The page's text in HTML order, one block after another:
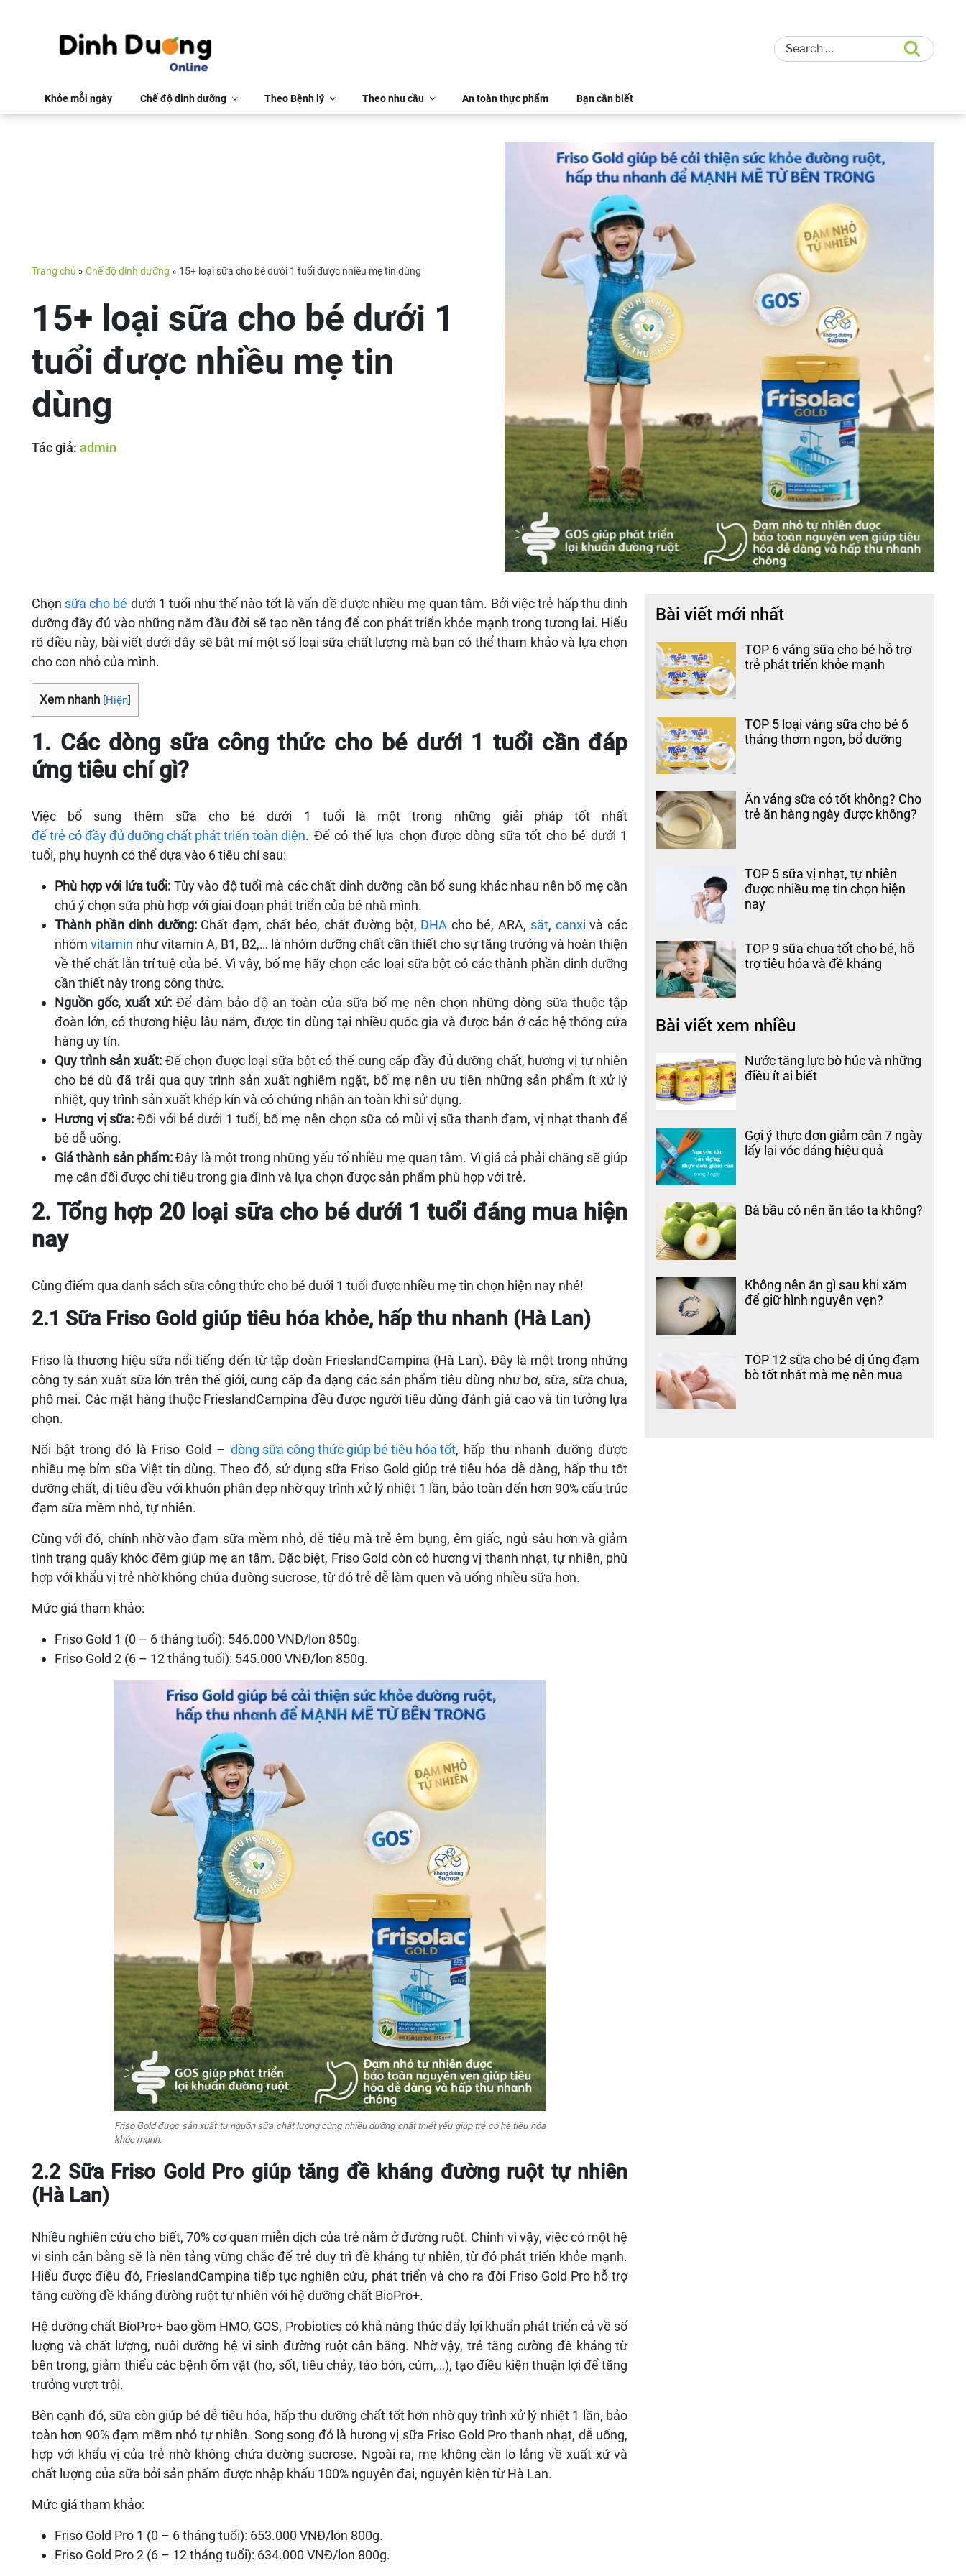
Khỏe mỗi ngày Chế độ dinh dưỡng Theo Bệnh lý Theo nhu cầu An toàn thực phẩm Bạn cần biết
Trang chủ » Chế độ dinh dưỡng » 15+ loại sữa cho bé dưới 1 tuổi được nhiều mẹ tin dùng
15+ loại sữa cho bé dưới 1
tuổi được nhiều mẹ tin
dùng
Tác giả: admin
Chọn sữa cho bé dưới 1 tuổi như thế nào tốt là vấn đề được nhiều mẹ quan tâm. Bởi việc trẻ hấp thu dinh
dưỡng đầy đủ vào những năm đầu đời sẽ tạo nền tảng để con phát triển khỏe mạnh trong tương lai. Hiểu
rõ điều này, bài viết dưới đây sẽ bật mí một số loại sữa chất lượng mà bạn có thể tham khảo và lựa chọn
cho con nhỏ của mình.
Xem nhanh [Hiện]
1. Các dòng sữa công thức cho bé dưới 1 tuổi cần đáp
ứng tiêu chí gì?
Việc bổ sung thêm sữa cho bé dưới 1 tuổi là một trong những giải pháp tốt nhất
để trẻ có đầy đủ dưỡng chất phát triển toàn diện. Để có thể lựa chọn được dòng sữa tốt cho bé dưới 1
tuổi, phụ huynh có thể dựa vào 6 tiêu chí sau:
Phù hợp với lứa tuổi: Tùy vào độ tuổi mà các chất dinh dưỡng cần bổ sung khác nhau nên bố mẹ cần
chú ý chọn sữa phù hợp với giai đoạn phát triển của bé nhà mình.
Thành phần dinh dưỡng: Chất đạm, chất béo, chất đường bột, DHA cho bé, ARA, sắt, canxi và các
nhómvitamin như vitamin A, B1, B2,… là nhóm dưỡng chất cần thiết cho sự tăng trưởng và hoàn thiện
về thể chất lẫn trí tuệ của bé. Vì vậy, bố mẹ hãy chọn các loại sữa bột có các thành phần dinh dưỡng
cần thiết này trong công thức.
Nguồn gốc, xuất xứ:Để đảm bảo độ an toàn của sữa bố mẹ nên chọn những dòng sữa thuộc tập
đoàn lớn, có thương hiệu lâu năm, được tin dùng tại nhiều quốc gia và được bán ở các hệ thống cửa
hàng uy tín.
Quy trình sản xuất: Để chọn được loại sữa bột có thể cung cấp đầy đủ dưỡng chất, hương vị tự nhiên
cho bé dù đã trải qua quy trình sản xuất nghiêm ngặt, bố mẹ nên ưu tiên những sản phẩm ít xử lý
nhiệt, quy trình sản xuất khép kín và có chứng nhận an toàn khi sử dụng.
Hương vị sữa: Đối với bé dưới 1 tuổi, bố mẹ nên chọn sữa có mùi vị sữa thanh đạm, vị nhạt thanh để
bé dễ uống.
Giá thành sản phẩm:Đây là một trong những yếu tố nhiều mẹ quan tâm. Vì giá cả phải chăng sẽ giúp
mẹ cân đối được chi tiêu trong gia đình và lựa chọn được sản phẩm phù hợp với trẻ.
2. Tổng hợp 20 loại sữa cho bé dưới 1 tuổi đáng mua hiện
nay
Cùng điểm qua danh sách sữa công thức cho bé dưới 1 tuổi được nhiều mẹ tin chọn hiện nay nhé!
2.1 Sữa Friso Gold giúp tiêu hóa khỏe, hấp thu nhanh (Hà Lan)
Friso là thương hiệu sữa nổi tiếng đến từ tập đoàn FrieslandCampina (Hà Lan). Đây là một trong những
công ty sản xuất sữa lớn trên thế giới, cung cấp đa dạng các sản phẩm tiêu dùng như bơ, sữa, sữa chua,
phô mai. Các mặt hàng thuộc FrieslandCampina đều được người tiêu dùng đánh giá cao và tin tưởng lựa
chọn.
Nổi bật trong đó là Friso Gold – dòng sữa công thức giúp bé tiêu hóa tốt, hấp thu nhanh dưỡng được
nhiều mẹ bỉm sữa Việt tin dùng. Theo đó, sử dụng sữa Friso Gold giúp trẻ tiêu hóa dễ dàng, hấp thu tốt
dưỡng chất, đi tiêu đều với khuôn phân đẹp nhờ quy trình xử lý nhiệt 1 lần, bảo toàn đến hơn 90% cấu trúc
đạm sữa mềm nhỏ, tự nhiên.
Cùng với đó, chính nhờ vào đạm sữa mềm nhỏ, dễ tiêu mà trẻ êm bụng, êm giấc, ngủ sâu hơn và giảm
tình trạng quấy khóc đêm giúp mẹ an tâm. Đặc biệt, Friso Gold còn có hương vị thanh nhạt, tự nhiên, phù
hợp với khẩu vị trẻ nhờ không chứa đường sucrose, từ đó trẻ dễ làm quen và uống nhiều sữa hơn.
Mức giá tham khảo:
Friso Gold 1 (0 – 6 tháng tuổi): 546.000 VNĐ/lon 850g.
Friso Gold 2 (6 – 12 tháng tuổi): 545.000 VNĐ/lon 850g.
Friso Gold được sản xuất từ nguồn sữa chất lượng cùng nhiều dưỡng chất thiết yếu giúp trẻ có hệ tiêu hóa
khỏe mạnh.
2.2 Sữa Friso Gold Pro giúp tăng đề kháng đường ruột tự nhiên
(Hà Lan)
Nhiều nghiên cứu cho biết, 70% cơ quan miễn dịch của trẻ nằm ở đường ruột. Chính vì vậy, việc có một hệ
vi sinh cân bằng sẽ là nền tảng vững chắc để trẻ duy trì đề kháng tự nhiên, từ đó phát triển khỏe mạnh.
Hiểu được điều đó, FrieslandCampina tiếp tục nghiên cứu, phát triển và cho ra đời Friso Gold Pro hỗ trợ
tăng cường đề kháng đường ruột tự nhiên với hệ dưỡng chất BioPro+.
Hệ dưỡng chất BioPro+ bao gồm HMO, GOS, Probiotics có khả năng thúc đẩy lợi khuẩn phát triển cả về số
lượng và chất lượng, nuôi dưỡng hệ vi sinh đường ruột cân bằng. Nhờ vậy, trẻ tăng cường đề kháng từ
bên trong, giảm thiểu các bệnh ốm vặt (ho, sốt, tiêu chảy, táo bón, cúm,…), tạo điều kiện thuận lợi để tăng
trưởng vượt trội.
Bên cạnh đó, sữa còn giúp bé dễ tiêu hóa, hấp thu dưỡng chất tốt hơn nhờ quy trình xử lý nhiệt 1 lần, bảo
toàn hơn 90% đạm mềm nhỏ tự nhiên. Song song đó là hương vị sữa Friso Gold Pro thanh nhạt, dễ uống,
hợp với khẩu vị của trẻ nhờ không chứa đường sucrose. Ngoài ra, mẹ không cần lo lắng về xuất xứ và
chất lượng của sữa bởi sản phẩm được nhập khẩu 100% nguyên đai, nguyên kiện từ Hà Lan.
Mức giá tham khảo:
Friso Gold Pro 1 (0 – 6 tháng tuổi): 653.000 VNĐ/lon 800g.
Friso Gold Pro 2 (6 – 12 tháng tuổi): 634.000 VNĐ/lon 800g.
Bài viết mới nhất
TOP 6 váng sữa cho bé hỗ trợ
trẻ phát triển khỏe mạnh
TOP 5 loại váng sữa cho bé 6
tháng thơm ngon, bổ dưỡng
Ăn váng sữa có tốt không? Cho
trẻ ăn hàng ngày được không?
TOP 5 sữa vị nhạt, tự nhiên
được nhiều mẹ tin chọn hiện
nay
TOP 9 sữa chua tốt cho bé, hỗ
trợ tiêu hóa và đề kháng
Bài viết xem nhiều
Nước tăng lực bò húc và những
điều ít ai biết
Gợi ý thực đơn giảm cân 7 ngày
lấy lại vóc dáng hiệu quả
Bà bầu có nên ăn táo ta không?
Không nên ăn gì sau khi xăm
để giữ hình nguyên vẹn?
TOP 12 sữa cho bé dị ứng đạm
bò tốt nhất mà mẹ nên mua